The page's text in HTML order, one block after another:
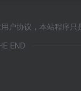
户协议，本站程序只
END